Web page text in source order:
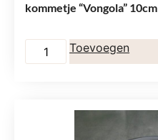
kommetje “Vongola” 10cm
Toevoegen